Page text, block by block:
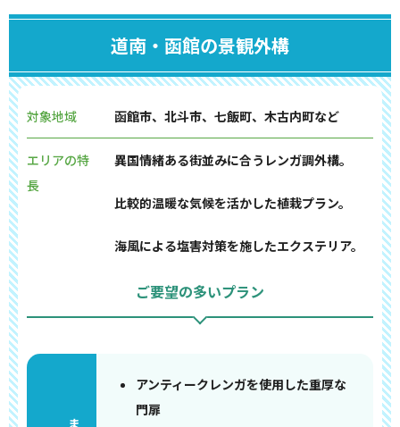
道南・函館の景観外構
対象地域 函館市、北斗市、七飯町、木古内町など
エリアの特
長
異国情緒ある街並みに合うレンガ調外構。
比較的温暖な気候を活かした植栽プラン。
海風による塩害対策を施したエクステリア。
ご要望の多いプラン
アンティークレンガを使用した重厚な
門扉